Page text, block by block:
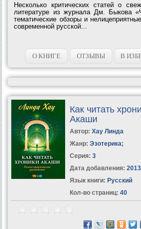
Несколько критических статей о
литературе из журнала Дм. Быкова
тематические обзоры и
современной русской...
О КНИГЕ ОТЗЫВЫ В
Как читать
Акаши
Автор: Хау Линда
Жанр: Эзотерика;
Серия: 3
Дата добавления:
Язык книги: Русский
Кол-во страниц: 40